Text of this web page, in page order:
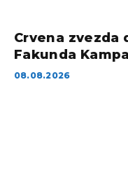
Crvena zvezda
Fakunda
08.08.2026